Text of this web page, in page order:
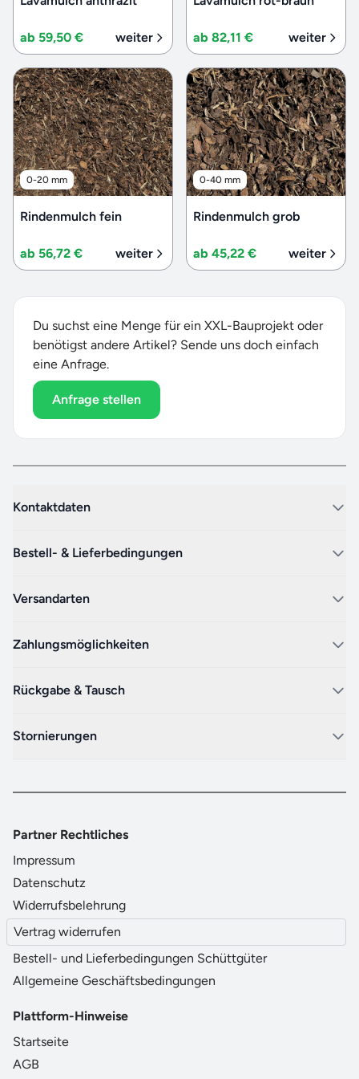
ab 59,50 € weiter ab 82,11 € weiter
0-20 mm
Rindenmulch fein
ab 56,72 € weiter
0-40 mm
Rindenmulch grob
ab 45,22 € weiter
Du suchst eine Menge für ein XXL-Bauprojekt oder
benötigst andere Artikel? Sende uns doch einfach
eine Anfrage.
Anfrage stellen
Kontaktdaten
Bestell- & Lieferbedingungen
Versandarten
Zahlungsmöglichkeiten
Rückgabe & Tausch
Stornierungen
Partner Rechtliches
Impressum
Datenschutz
Widerrufsbelehrung
Vertrag widerrufen
Bestell- und Lieferbedingungen Schüttgüter
Allgemeine Geschäftsbedingungen
Plattform-Hinweise
Startseite
AGB